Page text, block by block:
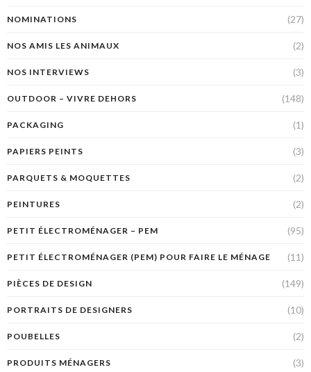
NOMINATIONS (27)
NOS AMIS LES ANIMAUX (2)
NOS INTERVIEWS (3)
OUTDOOR – VIVRE DEHORS (148)
PACKAGING (1)
PAPIERS PEINTS (3)
PARQUETS & MOQUETTES (2)
PEINTURES (2)
PETIT ÉLECTROMÉNAGER – PEM (95)
PETIT ÉLECTROMÉNAGER (PEM) POUR FAIRE LE MÉNAGE (11)
PIÈCES DE DESIGN (149)
PORTRAITS DE DESIGNERS (10)
POUBELLES (2)
PRODUITS MÉNAGERS (3)